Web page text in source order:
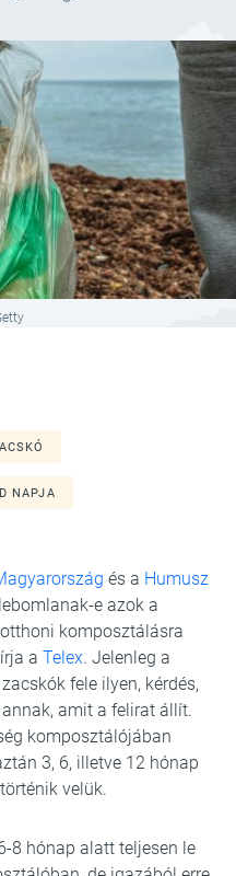
NAPJA
és a Humusz
e azok a
komposztálásra
a Telex. Jelenleg a
fele ilyen, kérdés,
amit a felirat állít.
komposztálójában
3, 6, illetve 12 hónap
velük.
8 hónap alatt teljesen le